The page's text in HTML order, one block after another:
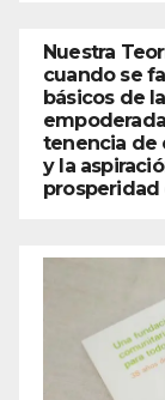
Nuestra
cuando se
básicos de
tenencia de
y la
prosperidad